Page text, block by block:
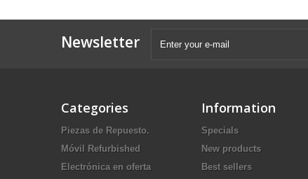
Newsletter
Categories
Piezas de Repuesto.
Móvil Refurbished
Electrónica en oferta
Information
Specials
New products
Best sellers